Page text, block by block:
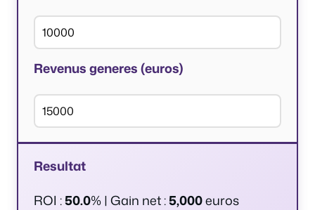
Revenus generes (euros)
Resultat
ROI :50.0% | Gain net :5,000euros